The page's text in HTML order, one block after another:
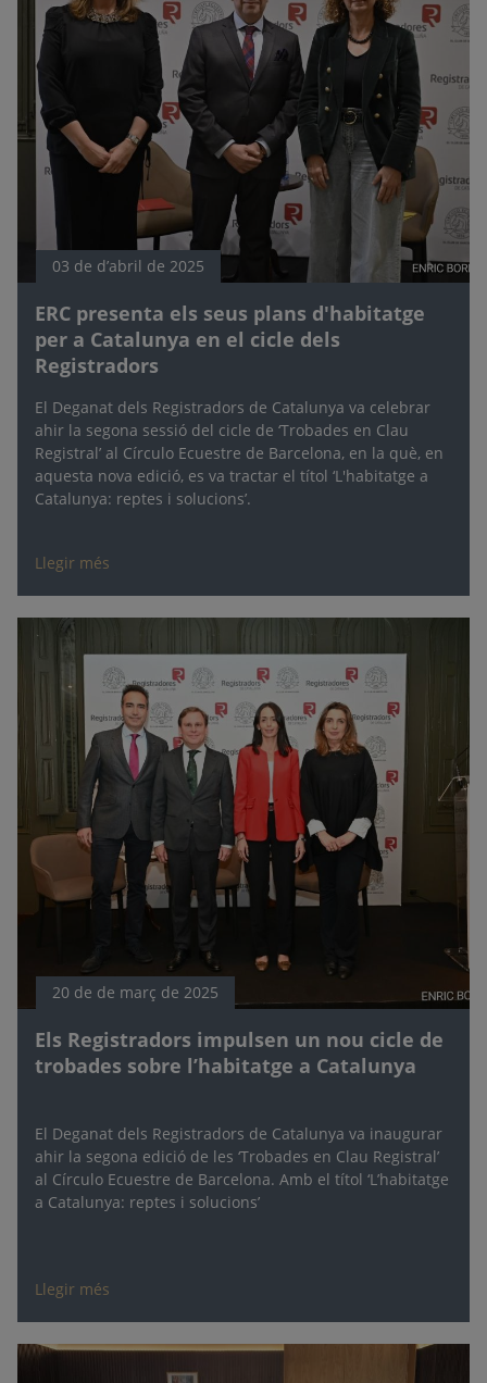
03 de d’abril de 2025
ERC presenta els seus plans d'habitatge
per a Catalunya en el cicle dels
Registradors
El Deganat dels Registradors de Catalunya va celebrar
ahir la segona sessió del cicle de ‘Trobades en Clau
Registral’ al Círculo Ecuestre de Barcelona, en la què, en
aquesta nova edició, es va tractar el títol ‘L'habitatge a
Catalunya: reptes i solucions’.
Llegir més
20 de de març de 2025
Els Registradors impulsen un nou cicle de
trobades sobre l’habitatge a Catalunya
El Deganat dels Registradors de Catalunya va inaugurar
ahir la segona edició de les ‘Trobades en Clau Registral’
al Círculo Ecuestre de Barcelona. Amb el títol ‘L’habitatge
a Catalunya: reptes i solucions’
Llegir més